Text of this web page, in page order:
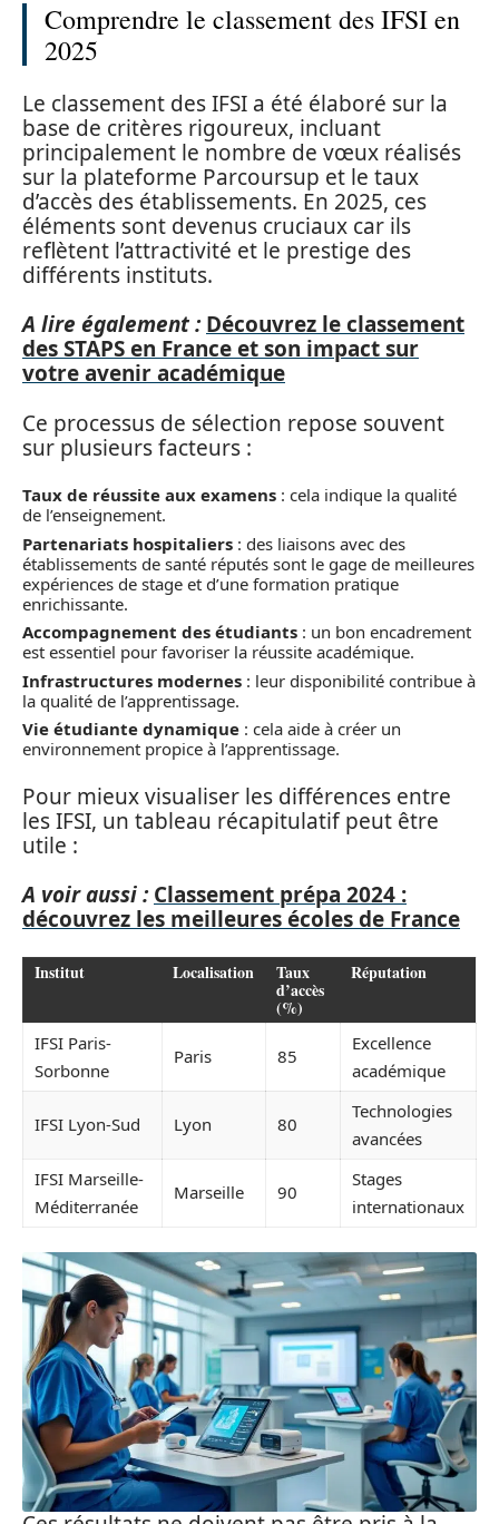
Comprendre le classement des IFSI en
2025
Le classement des IFSI a été élaboré sur la
base de critères rigoureux, incluant
principalement le nombre de vœux réalisés
sur la plateforme Parcoursup et le taux
d’accès des établissements. En 2025, ces
éléments sont devenus cruciaux car ils
reflètent l’attractivité et le prestige des
différents instituts.
A lire également : Découvrez le classement
des STAPS en France et son impact sur
votre avenir académique
Ce processus de sélection repose souvent
sur plusieurs facteurs :
Taux de réussite aux examens : cela indique la qualité
de l’enseignement.
Partenariats hospitaliers : des liaisons avec des
établissements de santé réputés sont le gage de meilleures
expériences de stage et d’une formation pratique
enrichissante.
Accompagnement des étudiants : un bon encadrement
est essentiel pour favoriser la réussite académique.
Infrastructures modernes : leur disponibilité contribue à
la qualité de l’apprentissage.
Vie étudiante dynamique : cela aide à créer un
environnement propice à l’apprentissage.
Pour mieux visualiser les différences entre
les IFSI, un tableau récapitulatif peut être
utile :
A voir aussi : Classement prépa 2024 :
découvrez les meilleures écoles de France
Institut Localisation Taux
d’accès
(%)
Réputation
IFSI Paris-
Sorbonne
Paris 85
Excellence
académique
IFSI Lyon-Sud Lyon 80
Technologies
avancées
IFSI Marseille-
Méditerranée
Marseille 90
Stages
internationaux